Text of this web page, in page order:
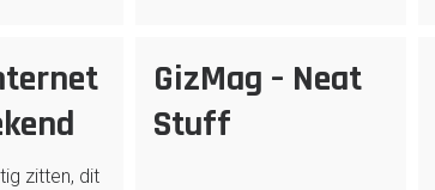
zitten, dit
GizMag – Neat
Stuff